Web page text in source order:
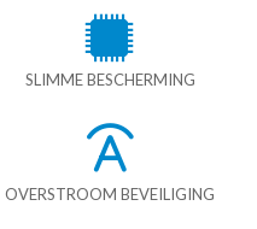
SLIMME BESCHERMING
OVERSTROOM BEVEILIGING